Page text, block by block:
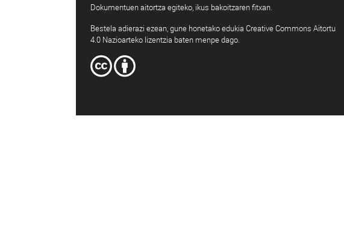
Dokumentuen aitortza egiteko, ikus bakoitzaren fitxan.
Bestela adierazi ezean, gune honetako edukia Creative Commons Aitortu
4.0 Nazioarteko lizentzia baten menpe dago.